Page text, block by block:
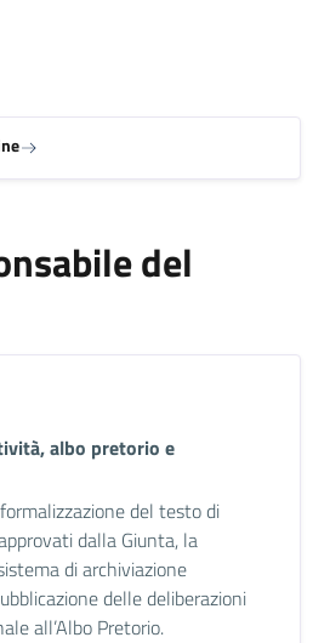
del
albo pretorio e
del testo di
dalla Giunta, la
di archiviazione
delle deliberazioni
all’Albo Pretorio.